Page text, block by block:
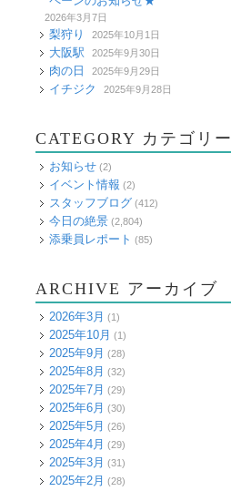
2026年3月7日
梨狩り 2025年10月1日
大阪駅 2025年9月30日
肉の日 2025年9月29日
イチジク 2025年9月28日
CATEGORY カテゴリー
お知らせ (2)
イベント情報 (2)
スタッフブログ (412)
今日の絶景 (2,804)
添乗員レポート (85)
ARCHIVE アーカイブ
2026年3月 (1)
2025年10月 (1)
2025年9月 (28)
2025年8月 (32)
2025年7月 (29)
2025年6月 (30)
2025年5月 (26)
2025年4月 (29)
2025年3月 (31)
2025年2月 (28)